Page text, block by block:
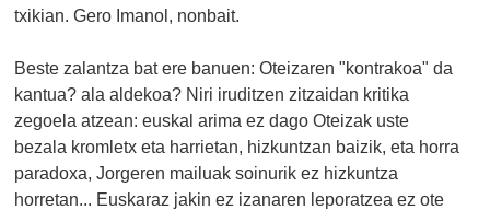
txikian. Gero Imanol, nonbait.
Beste zalantza bat ere banuen: Oteizaren "kontrakoa" da
kantua? ala aldekoa? Niri iruditzen zitzaidan kritika
zegoela atzean: euskal arima ez dago Oteizak uste
bezala kromletx eta harrietan, hizkuntzan baizik, eta horra
paradoxa, Jorgeren mailuak soinurik ez hizkuntza
horretan... Euskaraz jakin ez izanaren leporatzea ez ote